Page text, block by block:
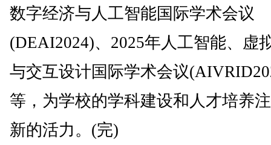
数字经济与人工智能国际学术会议
(DEAI2024)、2025年人工智能、虚
与交互设计国际学术会议
等，为学校的学科建设和人才培养
新的活力。(完)